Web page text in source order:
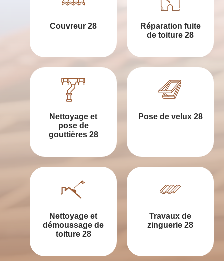
Couvreur 28
Réparation fuite
de toiture 28
Nettoyage et
pose de
gouttières 28
Pose de velux 28
Nettoyage et
démoussage de
toiture 28
Travaux de
zinguerie 28